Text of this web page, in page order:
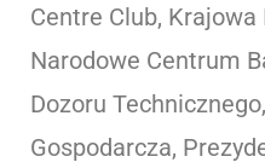
Centre Club, Krajowa
Narodowe Centrum
Dozoru
Gospodarcza,